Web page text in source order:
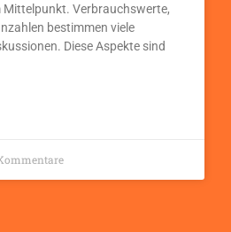
Mittelpunkt. Verbrauchswerte,
bestimmen viele
Diese Aspekte sind